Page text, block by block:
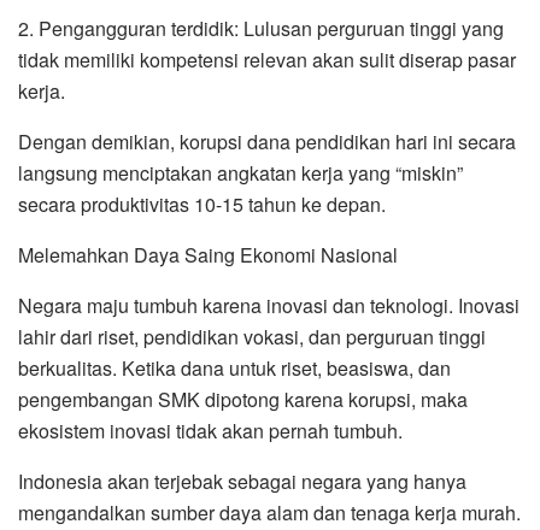
2. Pengangguran terdidik: Lulusan perguruan tinggi yang
tidak memiliki kompetensi relevan akan sulit diserap pasar
kerja.
Dengan demikian, korupsi dana pendidikan hari ini secara
langsung menciptakan angkatan kerja yang “miskin”
secara produktivitas 10-15 tahun ke depan.
Melemahkan Daya Saing Ekonomi Nasional
Negara maju tumbuh karena inovasi dan teknologi. Inovasi
lahir dari riset, pendidikan vokasi, dan perguruan tinggi
berkualitas. Ketika dana untuk riset, beasiswa, dan
pengembangan SMK dipotong karena korupsi, maka
ekosistem inovasi tidak akan pernah tumbuh.
Indonesia akan terjebak sebagai negara yang hanya
mengandalkan sumber daya alam dan tenaga kerja murah.